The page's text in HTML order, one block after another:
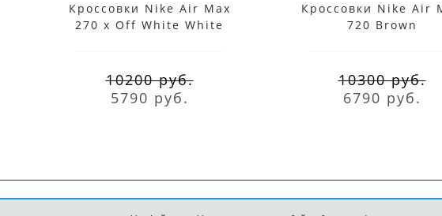
Кроссовки Nike Air Max
270 x Off White White
10200 руб.
5790 руб.
Кроссовки Nike Air
720 Brown
10300 руб.
6790 руб.